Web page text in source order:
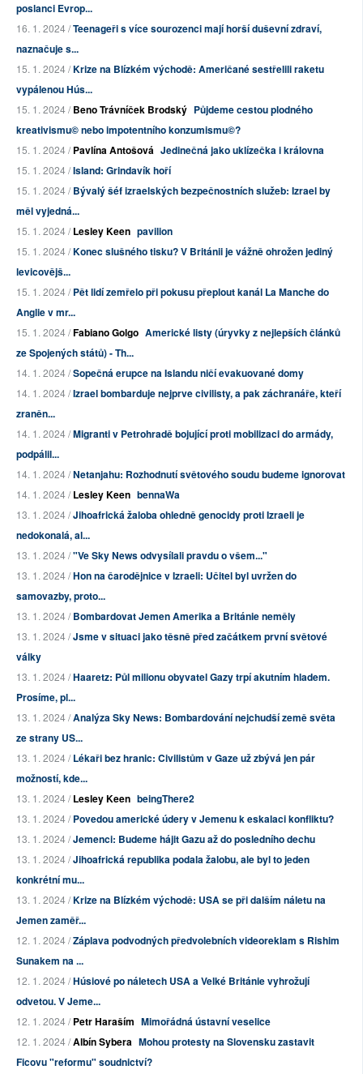
poslanci Evrop...
16. 1. 2024 /Teenageři s více sourozenci mají horší duševní zdraví,
naznačuje s...
15. 1. 2024 /Krize na Blízkém východě: Američané sestřelili raketu
vypálenou Hús...
15. 1. 2024 /Beno Trávníček Brodský Půjdeme cestou plodného
kreativismu© nebo impotentního konzumismu©?
15. 1. 2024 /Pavlína Antošová Jedinečná jako uklízečka i královna
15. 1. 2024 /Island: Grindavík hoří
15. 1. 2024 /Bývalý šéf izraelských bezpečnostních služeb: Izrael by
měl vyjedná...
15. 1. 2024 /Lesley Keen pavilion
15. 1. 2024 /Konec slušného tisku? V Británii je vážně ohrožen jediný
levicovějš...
15. 1. 2024 /Pět lidí zemřelo při pokusu přeplout kanál La Manche do
Anglie v mr...
15. 1. 2024 /Fabiano Golgo Americké listy (úryvky z nejlepších článků
ze Spojených států) - Th...
14. 1. 2024 /Sopečná erupce na Islandu ničí evakuované domy
14. 1. 2024 /Izrael bombarduje nejprve civilisty, a pak záchranáře, kteří
zraněn...
14. 1. 2024 /Migranti v Petrohradě bojující proti mobilizaci do armády,
podpálil...
14. 1. 2024 /Netanjahu: Rozhodnutí světového soudu budeme ignorovat
14. 1. 2024 /Lesley Keen bennaWa
13. 1. 2024 /Jihoafrická žaloba ohledně genocidy proti Izraeli je
nedokonalá, al...
13. 1. 2024 /"Ve Sky News odvysílali pravdu o všem..."
13. 1. 2024 /Hon na čarodějnice v Izraeli: Učitel byl uvržen do
samovazby, proto...
13. 1. 2024 /Bombardovat Jemen Amerika a Británie neměly
13. 1. 2024 /Jsme v situaci jako těsně před začátkem první světové
války
13. 1. 2024 /Haaretz: Půl milionu obyvatel Gazy trpí akutním hladem.
Prosíme, pl...
13. 1. 2024 /Analýza Sky News: Bombardování nejchudší země světa
ze strany US...
13. 1. 2024 /Lékaři bez hranic: Civilistům v Gaze už zbývá jen pár
možností, kde...
13. 1. 2024 /Lesley Keen beingThere2
13. 1. 2024 /Povedou americké údery v Jemenu k eskalaci konfliktu?
13. 1. 2024 /Jemenci: Budeme hájit Gazu až do posledního dechu
13. 1. 2024 /Jihoafrická republika podala žalobu, ale byl to jeden
konkrétní mu...
13. 1. 2024 /Krize na Blízkém východě: USA se při dalším náletu na
Jemen zaměř...
12. 1. 2024 /Záplava podvodných předvolebních videoreklam s Rishim
Sunakem na ...
12. 1. 2024 /Húsiové po náletech USA a Velké Británie vyhrožují
odvetou. V Jeme...
12. 1. 2024 /Petr Haraším Mimořádná ústavní veselice
12. 1. 2024 /Albín Sybera Mohou protesty na Slovensku zastavit
Ficovu "reformu" soudnictví?